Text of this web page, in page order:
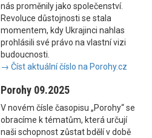
nás proměnily jako společenství.
Revoluce důstojnosti se stala
momentem, kdy Ukrajinci nahlas
prohlásili své právo na vlastní vizi
budoucnosti.
→ Číst aktuální číslo na Porohy.cz
Porohy 09.2025
V novém čísle časopisu „Porohy“ se
obracíme k tématům, která určují
naši schopnost zůstat bdělí v době